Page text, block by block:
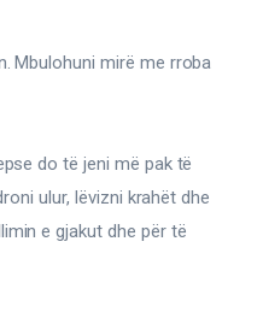
Mbulohuni mirë me rroba
do të jeni më pak të
ulur, lëvizni krahët dhe
e gjakut dhe për të